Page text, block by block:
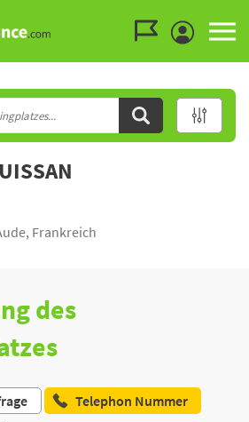
Frankreich
des
Telephon Nummer